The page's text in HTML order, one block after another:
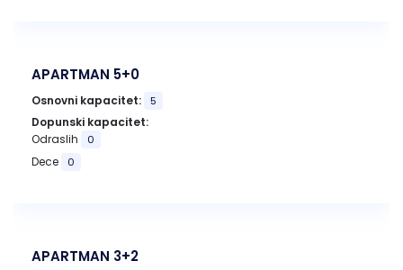
APARTMAN 5+0
Osnovni kapacitet: 5
Dopunski kapacitet:
Odraslih
0
Dece 0
APARTMAN 3+2